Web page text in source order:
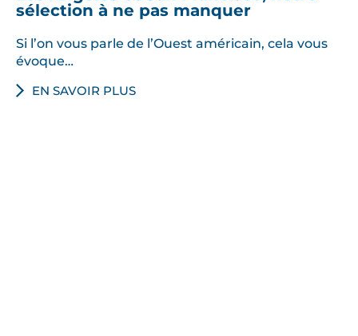
sélection à ne pas manquer
Si l’on vous parle de l’Ouest américain, cela vous
évoque…
EN SAVOIR PLUS